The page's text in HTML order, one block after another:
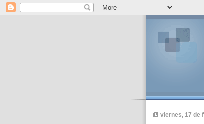
viernes, 17 de